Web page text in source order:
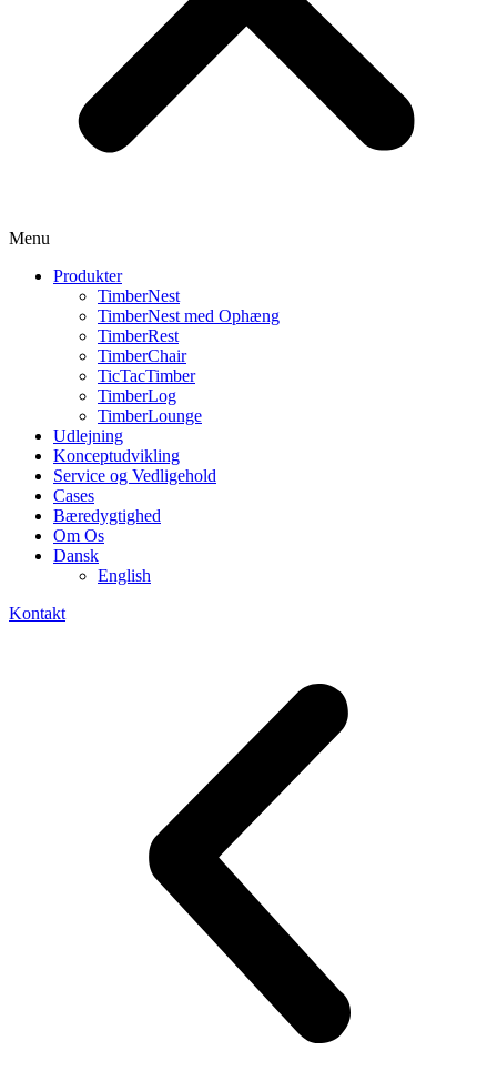
Menu
Produkter
TimberNest
TimberNest med Ophæng
TimberRest
TimberChair
TicTacTimber
TimberLog
TimberLounge
Udlejning
Konceptudvikling
Service og Vedligehold
Cases
Bæredygtighed
Om Os
Dansk
English
Kontakt